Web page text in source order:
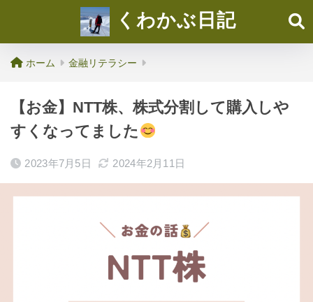
くわかぶ日記
ホーム 金融リテラシー
【お金】NTT株、株式分割して購入しや
すくなってました
2023年7月5日 2024年2月11日